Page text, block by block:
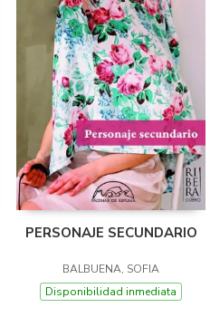
PERSONAJE SECUNDARIO
BALBUENA, SOFIA
Disponibilidad inmediata